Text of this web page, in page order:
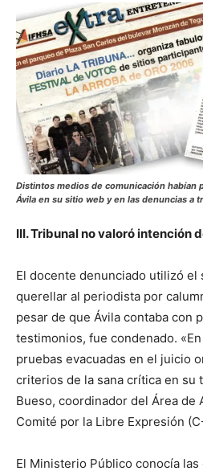
Distintos medios de comunicación habían
Ávila en su sitio web y en las denuncias a
III. Tribunal no valoró intención
El docente denunciado utilizó el
querellar al periodista por
pesar de que Ávila contaba con
testimonios, fue condenado.
pruebas evacuadas en el juicio
criterios de la sana crítica en su
Bueso, coordinador del Área de
Comité por la Libre Expresión
El Ministerio Público conocía